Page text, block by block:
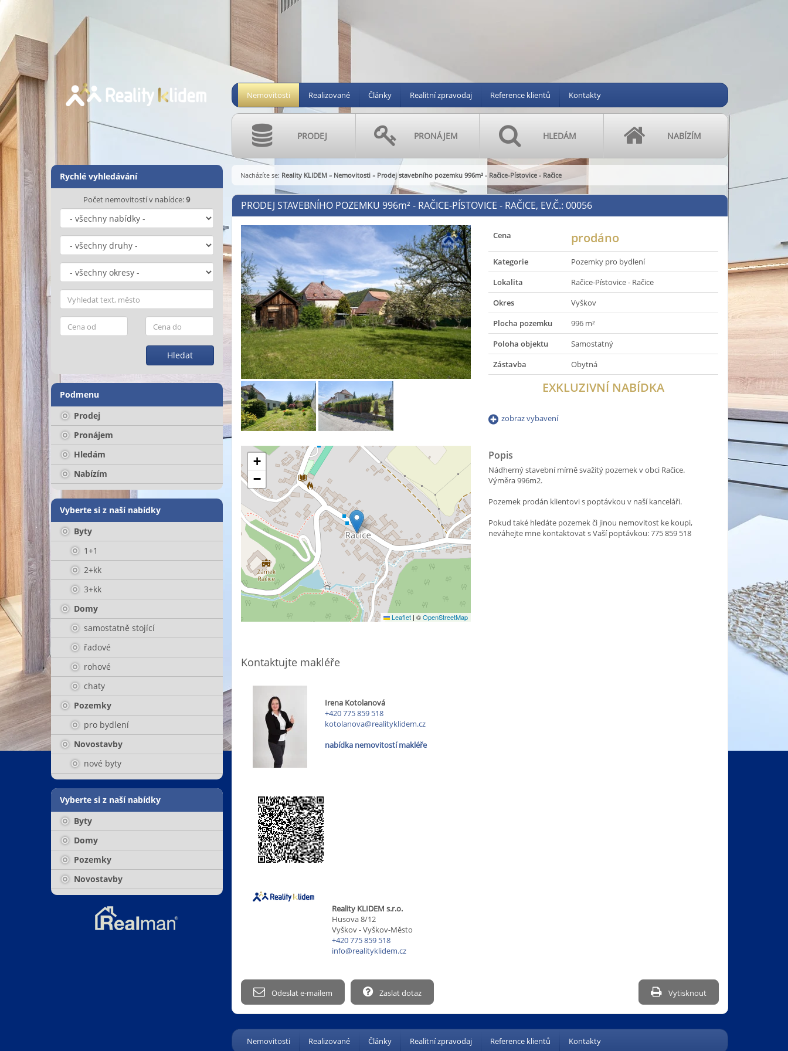
Nemovitosti Realizované Články Realitní zpravodaj Reference klientů Kontakty
PRODEJ PRONÁJEM HLEDÁM NABÍZÍM
Rychlé vyhledávání
Počet nemovitostí v nabídce:9
Hledat
Podmenu
Prodej
Pronájem
Hledám
Nabízím
Vyberte si z naší nabídky
Byty
1+1
2+kk
3+kk
Domy
samostatně stojící
řadové
rohové
chaty
Pozemky
pro bydlení
Novostavby
nové byty
Vyberte si z naší nabídky
Byty
Domy
Pozemky
Novostavby
Nacházíte se: Reality KLIDEM » Nemovitosti » Prodej stavebního pozemku 996m² - Račice-Pístovice - Račice
PRODEJ STAVEBNÍHO POZEMKU 996m² - RAČICE-PÍSTOVICE - RAČICE, EV.Č.: 00056
+
−
Leaflet | ©OpenStreetMap
Kontaktujte makléře
Irena Kotolanová
+420 775 859 518
kotolanova@realityklidem.cz
nabídka nemovitostí makléře
Reality KLIDEM s.r.o.
Husova 8/12
Vyškov - Vyškov-Město
+420 775 859 518
info@realityklidem.cz
Cena prodáno
Kategorie
Pozemky pro bydlení
Lokalita
Račice-Pístovice - Račice
Okres
Vyškov
Plocha pozemku
996 m²
Poloha objektu
Samostatný
Zástavba
Obytná
EXKLUZIVNÍ NABÍDKA
zobraz vybavení
Popis
Nádherný stavební mírně svažitý pozemek v obci Račice.
Výměra 996m2.
Pozemek prodán klientovi s poptávkou v naší kanceláři.
Pokud také hledáte pozemek či jinou nemovitost ke koupi,
neváhejte mne kontaktovat s Vaší poptávkou: 775 859 518
Odeslat e-mailem Zaslat dotaz Vytisknout
Nemovitosti Realizované Články Realitní zpravodaj Reference klientů Kontakty